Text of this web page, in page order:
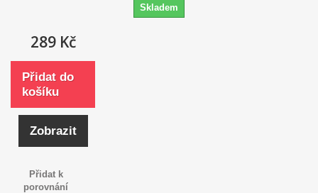
Skladem
289 Kč
Přidat do
košíku
Zobrazit
Přidat k
porovnání